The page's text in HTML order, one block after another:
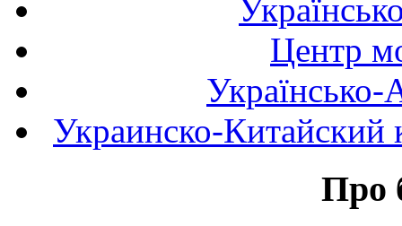
Центр
Українсько-
Украинско-Китайский
Про